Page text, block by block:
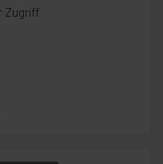
Zugriff